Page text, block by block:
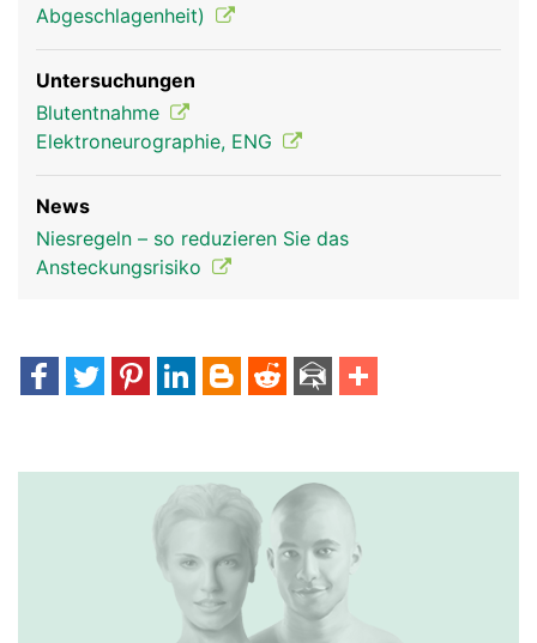
Abgeschlagenheit)
Untersuchungen
Blutentnahme
Elektroneurographie, ENG
News
Niesregeln – so reduzieren Sie das
Ansteckungsrisiko